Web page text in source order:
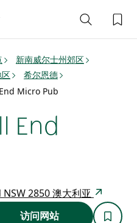
新南威尔士州郊区
希尔恩德
Micro Pub
End
2850 澳大利亚
访问网站